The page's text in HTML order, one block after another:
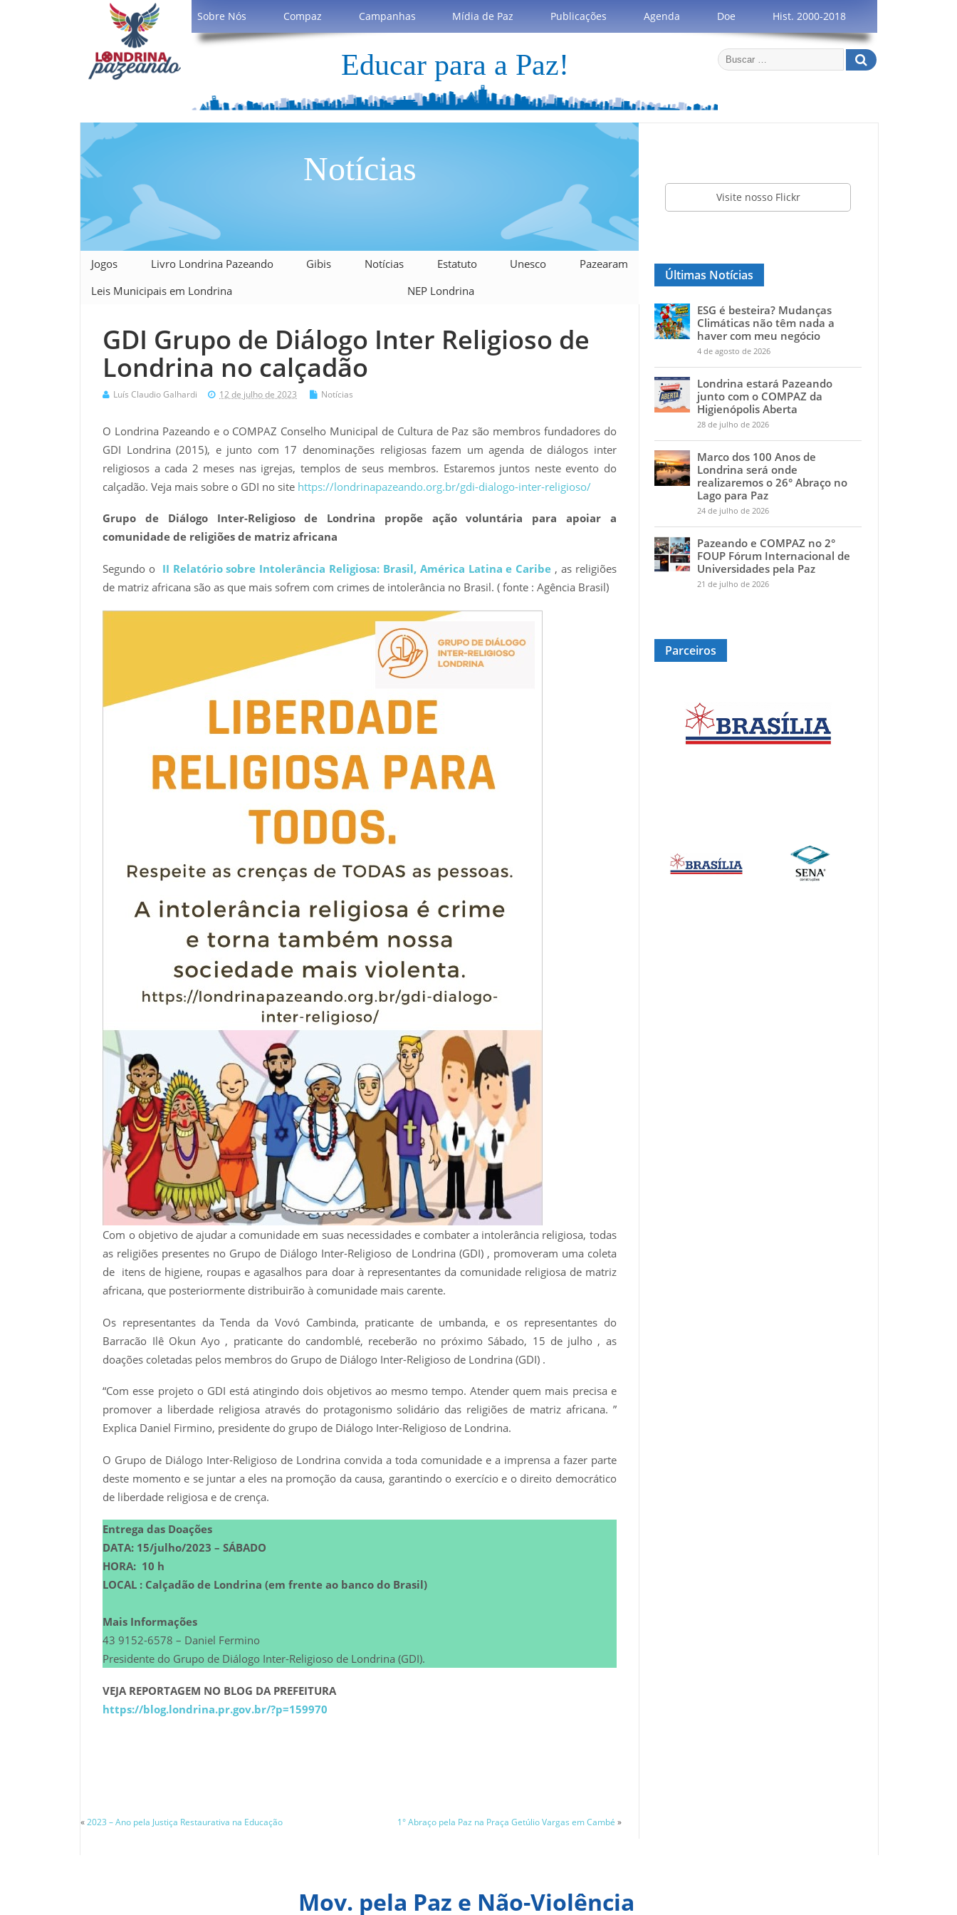
Sobre Nós Compaz Campanhas Mídia de Paz Publicações Agenda Doe Hist. 2000-2018
Educar para a Paz!
Notícias
Jogos Livro Londrina Pazeando Gibis Notícias Estatuto Unesco
Pazearam
Leis Municipais em Londrina
NEP Londrina
GDI Grupo de Diálogo Inter Religioso de
Londrina no calçadão
Luís Claudio Galhardi 12 de julho de 2023 Notícias
O Londrina Pazeando e o COMPAZ Conselho Municipal de Cultura de Paz são membros fundadores do
GDI Londrina (2015), e junto com 17 denominações religiosas fazem um agenda de diálogos inter
religiosos a cada 2 meses nas igrejas, templos de seus membros. Estaremos juntos neste evento do
calçadão. Veja mais sobre o GDI no site https://londrinapazeando.org.br/gdi-dialogo-inter-religioso/
Grupo de Diálogo Inter-Religioso de Londrina propõe ação voluntária para apoiar a
comunidade de religiões de matriz africana
Segundo o II Relatório sobre Intolerância Religiosa: Brasil, América Latina e Caribe , as religiões
de matriz africana são as que mais sofrem com crimes de intolerância no Brasil. ( fonte : Agência Brasil)
Com o objetivo de ajudar a comunidade em suas necessidades e combater a intolerância religiosa, todas
as religiões presentes no Grupo de Diálogo Inter-Religioso de Londrina (GDI) , promoveram uma coleta
de itens de higiene, roupas e agasalhos para doar à representantes da comunidade religiosa de matriz
africana, que posteriormente distribuirão à comunidade mais carente.
Os representantes da Tenda da Vovó Cambinda, praticante de umbanda, e os representantes do
Barracão Ilê Okun Ayo , praticante do candomblé, receberão no próximo Sábado, 15 de julho , as
doações coletadas pelos membros do Grupo de Diálogo Inter-Religioso de Londrina (GDI) .
“Com esse projeto o GDI está atingindo dois objetivos ao mesmo tempo. Atender quem mais precisa e
promover a liberdade religiosa através do protagonismo solidário das religiões de matriz africana. ”
Explica Daniel Firmino, presidente do grupo de Diálogo Inter-Religioso de Londrina.
O Grupo de Diálogo Inter-Religioso de Londrina convida a toda comunidade e a imprensa a fazer parte
deste momento e se juntar a eles na promoção da causa, garantindo o exercício e o direito democrático
de liberdade religiosa e de crença.
Entrega das Doações
DATA: 15/julho/2023 – SÁBADO
HORA: 10 h
LOCAL : Calçadão de Londrina (em frente ao banco do Brasil)
Mais Informações
43 9152-6578 – Daniel Fermino
Presidente do Grupo de Diálogo Inter-Religioso de Londrina (GDI).
VEJA REPORTAGEM NO BLOG DA PREFEITURA
https://blog.londrina.pr.gov.br/?p=159970
«2023 – Ano pela Justiça Restaurativa na Educação 1° Abraço pela Paz na Praça Getúlio Vargas em Cambé »
Visite nosso Flickr
Últimas Notícias
ESG é besteira? Mudanças
Climáticas não têm nada a
haver com meu negócio
4 de agosto de 2026
Londrina estará Pazeando
junto com o COMPAZ da
Higienópolis Aberta
28 de julho de 2026
Marco dos 100 Anos de
Londrina será onde
realizaremos o 26° Abraço no
Lago para Paz
24 de julho de 2026
Pazeando e COMPAZ no 2°
FOUP Fórum Internacional de
Universidades pela Paz
21 de julho de 2026
Parceiros
Mov. pela Paz e Não-Violência